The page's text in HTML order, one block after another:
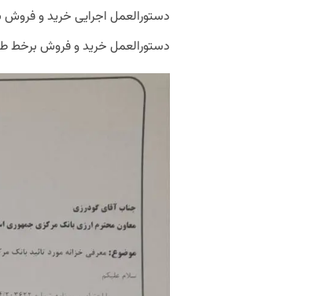
دستورالعمل اجرایی خرید و
دستورالعمل خرید و فروش برخط